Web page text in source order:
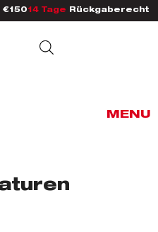
€150 14 Tage Rückgaberecht
MENU